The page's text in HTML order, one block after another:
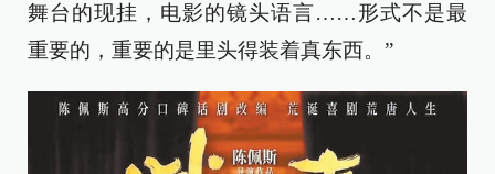
舞台的现挂，电影的镜头语言……形式不是最
重要的，重要的是里头得装着真东西。”